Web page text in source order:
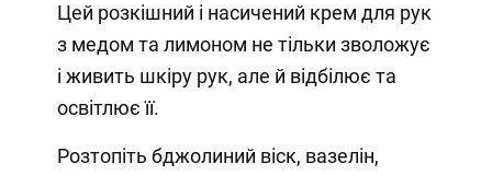
Цей розкішний і насичений крем для рук
з медом та лимоном не тільки зволожує
і живить шкіру рук, але й відбілює та
освітлює її.
Розтопіть бджолиний віск, вазелін,